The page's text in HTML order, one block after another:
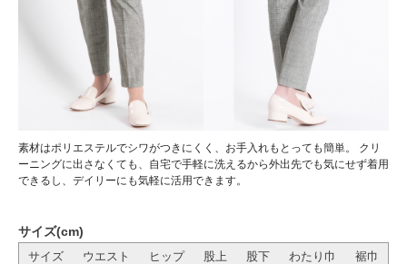
素材はポリエステルでシワがつきにくく、お手入れもとっても簡単。 クリ
ーニングに出さなくても、自宅で手軽に洗えるから外出先でも気にせず着用
できるし、デイリーにも気軽に活用できます。
サイズ(cm)
サイズ ウエスト ヒップ 股上 股下 わたり巾 裾巾